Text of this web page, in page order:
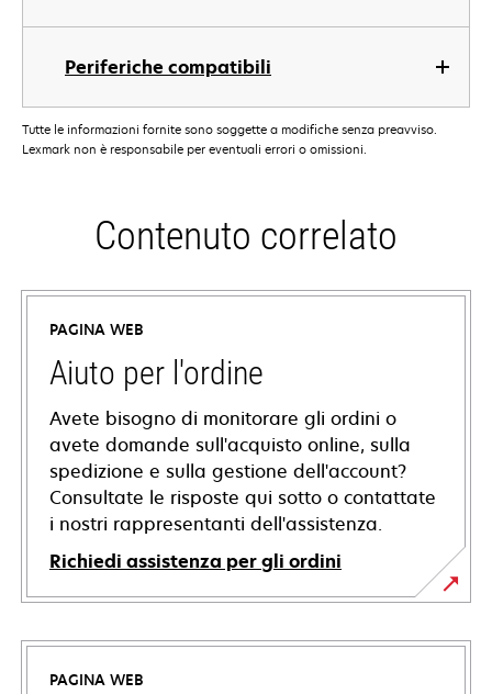
Periferiche compatibili
Tutte le informazioni fornite sono soggette a modifiche senza preavviso.
Lexmark non è responsabile per eventuali errori o omissioni.
Contenuto correlato
PAGINA WEB
Aiuto per l'ordine
Avete bisogno di monitorare gli ordini o
avete domande sull'acquisto online, sulla
spedizione e sulla gestione dell'account?
Consultate le risposte qui sotto o contattate
i nostri rappresentanti dell'assistenza.
Richiedi assistenza per gli ordini
PAGINA WEB